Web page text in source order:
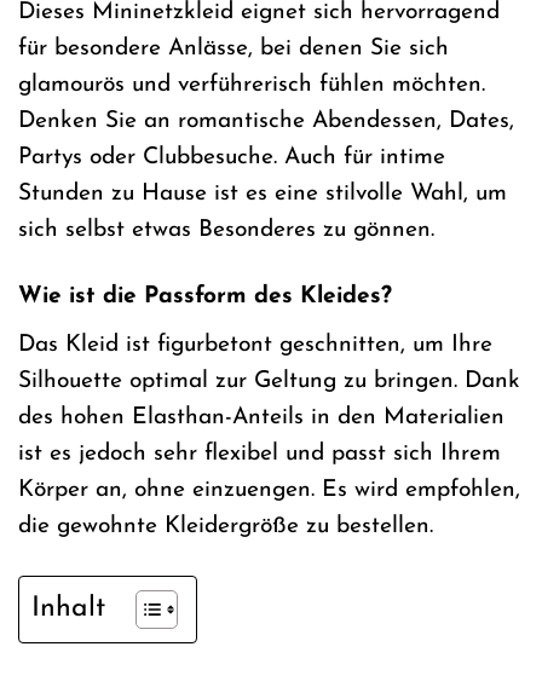
Dieses Mininetzkleid eignet sich hervorragend
für besondere Anlässe, bei denen Sie sich
glamourös und verführerisch fühlen möchten.
Denken Sie an romantische Abendessen, Dates,
Partys oder Clubbesuche. Auch für intime
Stunden zu Hause ist es eine stilvolle Wahl, um
sich selbst etwas Besonderes zu gönnen.
Wie ist die Passform des Kleides?
Das Kleid ist figurbetont geschnitten, um Ihre
Silhouette optimal zur Geltung zu bringen. Dank
des hohen Elasthan-Anteils in den Materialien
ist es jedoch sehr flexibel und passt sich Ihrem
Körper an, ohne einzuengen. Es wird empfohlen,
die gewohnte Kleidergröße zu bestellen.
Inhalt